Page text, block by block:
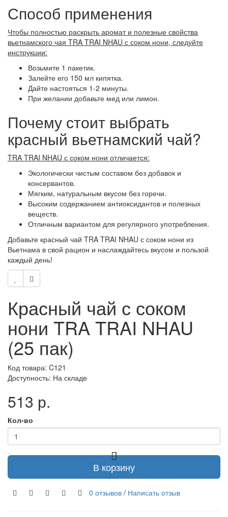
Способ применения
Чтобы полностью раскрыть аромат и полезные свойства
вьетнамского чая TRA TRAI NHAU с соком нони, следуйте
инструкции:
Возьмите 1 пакетик.
Залейте его 150 мл кипятка.
Дайте настояться 1-2 минуты.
При желании добавьте мед или лимон.
Почему стоит выбрать
красный вьетнамский чай?
TRA TRAI NHAU с соком нони отличается:
Экологически чистым составом без добавок и
консервантов.
Мягким, натуральным вкусом без горечи.
Высоким содержанием антиоксидантов и полезных
веществ.
Отличным вариантом для регулярного употребления.
Добавьте красный чай TRA TRAI NHAU с соком нони из
Вьетнама в свой рацион и наслаждайтесь вкусом и пользой
каждый день!
Красный чай с соком
нони TRA TRAI NHAU
(25 пак)
Код товара: C121
Доступность: На складе
513 р.
Кол-во
В корзину
0 отзывов / Написать отзыв